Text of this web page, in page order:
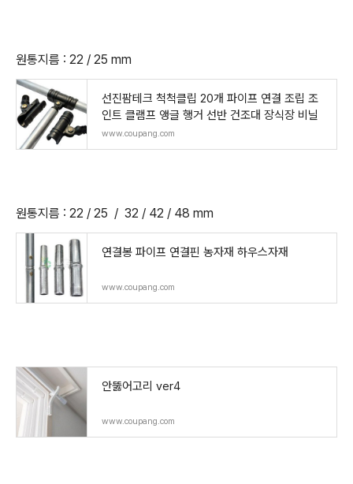
원통지름 : 22 / 25 mm
선진팜테크 척척클립 20개 파이프 연결 조립 조
인트 클램프 앵글 행거 선반 건조대 장식장 비닐
www.coupang.com
원통지름 : 22 / 25 / 32 / 42 / 48 mm
연결봉 파이프 연결핀 농자재 하우스자재
www.coupang.com
안뚫어고리 ver4
www.coupang.com